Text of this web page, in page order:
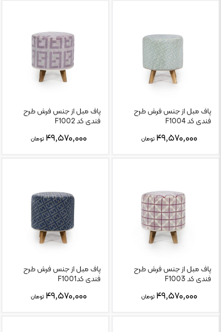
پاف مبل از جنس فرش طرح
فندی کد F1004
۴۹,۵۷۰,۰۰۰ تومان
پاف مبل از جنس فرش طرح
فندی کد F1002
۴۹,۵۷۰,۰۰۰ تومان
پاف مبل از جنس فرش طرح
فندی کد F1003
۴۹,۵۷۰,۰۰۰ تومان
پاف مبل از جنس فرش طرح
فندی کدF1001
۴۹,۵۷۰,۰۰۰ تومان